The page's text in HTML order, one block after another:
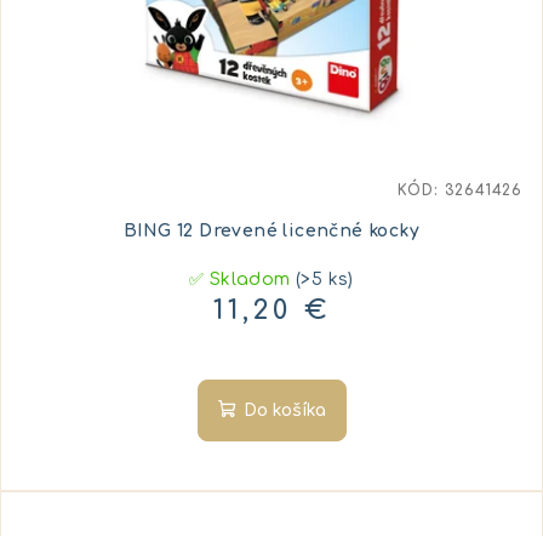
BING 12 Drevené licenčné kocky
✅ Skladom(>5 ks)
11,20 €
Do košíka
KÓD: 32641426